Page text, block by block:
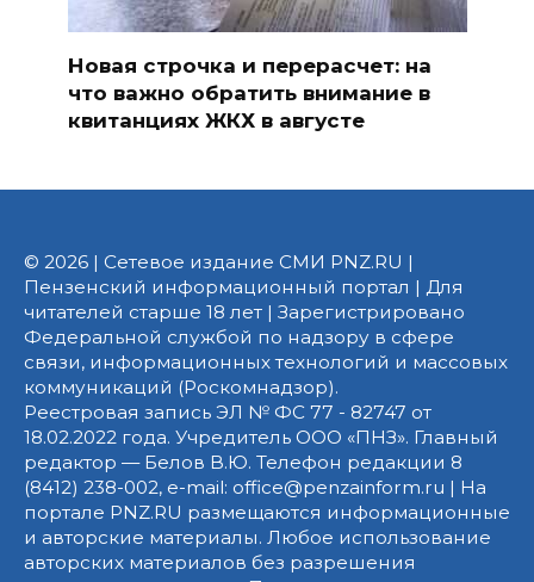
Новая строчка и перерасчет: на
что важно обратить внимание в
квитанциях ЖКХ в августе
© 2026 | Сетевое издание СМИ PNZ.RU |
Пензенский информационный портал | Для
читателей старше 18 лет | Зарегистрировано
Федеральной службой по надзору в сфере
связи, информационных технологий и массовых
коммуникаций (Роскомнадзор).
Реестровая запись ЭЛ № ФС 77 - 82747 от
18.02.2022 года. Учредитель ООО «ПНЗ». Главный
редактор — Белов В.Ю. Телефон редакции 8
(8412) 238-002, e-mail: office@penzainform.ru | На
портале PNZ.RU размещаются информационные
и авторские материалы. Любое использование
авторских материалов без разрешения